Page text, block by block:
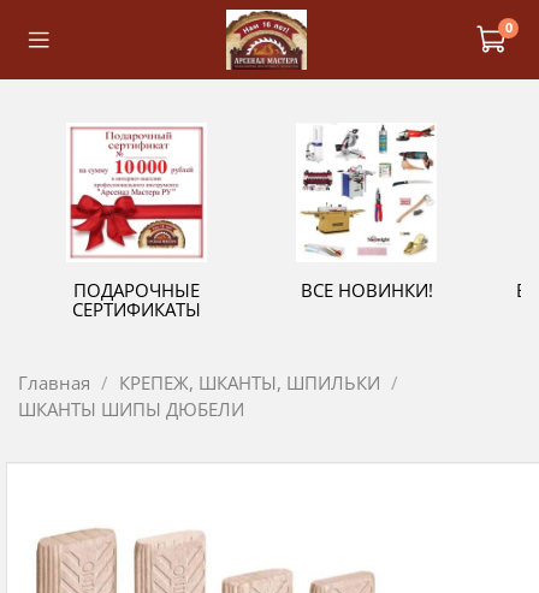
0
ПОДАРОЧНЫЕ
СЕРТИФИКАТЫ
ВСЕ НОВИНКИ!
Главная
КРЕПЕЖ, ШКАНТЫ, ШПИЛЬКИ
ШКАНТЫ ШИПЫ ДЮБЕЛИ